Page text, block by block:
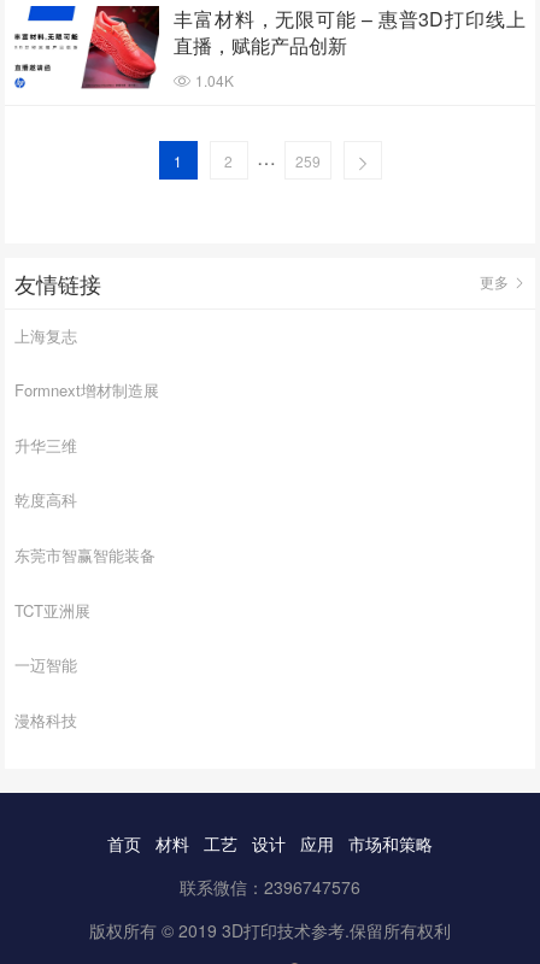
丰富材料，无限可能 – 惠普3D打印线上
直播，赋能产品创新
1.04K
1 2 … 259
友情链接 更多
上海复志
Formnext增材制造展
升华三维
乾度高科
东莞市智赢智能装备
TCT亚洲展
一迈智能
漫格科技
首页 材料 工艺 设计 应用
市场和策略
联系微信：2396747576
版权所有 © 2019 3D打印技术参考.保留所有权利